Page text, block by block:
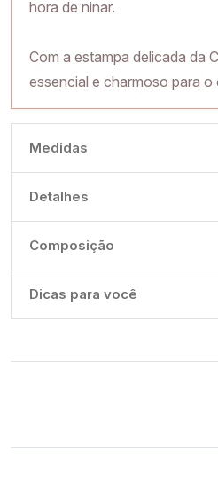
hora de ninar.
Com a estampa delicada da
essencial e charmoso para
Medidas
Detalhes
Composição
Dicas para você